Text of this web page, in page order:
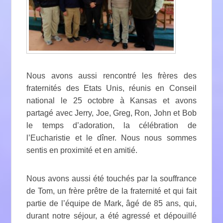
Nous avons aussi rencontré les frères des
fraternités des Etats Unis, réunis en Conseil
national le 25 octobre à Kansas et avons
partagé avec Jerry, Joe, Greg, Ron, John et Bob
le temps d’adoration, la célébration de
l’Eucharistie et le dîner. Nous nous sommes
sentis en proximité et en amitié.
Nous avons aussi été touchés par la souffrance
de Tom, un frère prêtre de la fraternité et qui fait
partie de l’équipe de Mark, âgé de 85 ans, qui,
durant notre séjour, a été agressé et dépouillé